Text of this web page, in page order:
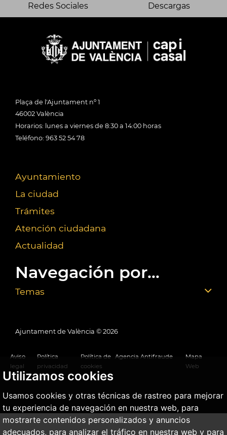
Utilizamos cookies
Usamos cookies y otras técnicas de rastreo para mejorar
tu experiencia de navegación en nuestra web, para
mostrarte contenidos personalizados y anuncios
adecuados, para analizar el tráfico en nuestra web y para
Redes Sociales Descargas
Plaça de l'Ajuntament nº 1
46002 València
Horarios: lunes a viernes de 8:30 a 14:00 horas
Teléfono: 963 52 54 78
Ayuntamiento
La ciudad
Trámites
Atención ciudadana
Actualidad
Navegación por...
Temas
Ajuntament de València © 2026
Aviso
legal
Política
privacidad
Política de
cookies
Agencia Antifraude
Mapa
Web